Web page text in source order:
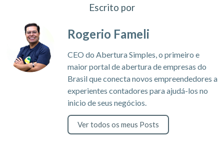
Escrito por
Rogerio Fameli
CEO do Abertura Simples, o primeiro e
maior portal de abertura de empresas do
Brasil que conecta novos empreendedores a
experientes contadores para ajudá-los no
inicio de seus negócios.
Ver todos os meus Posts